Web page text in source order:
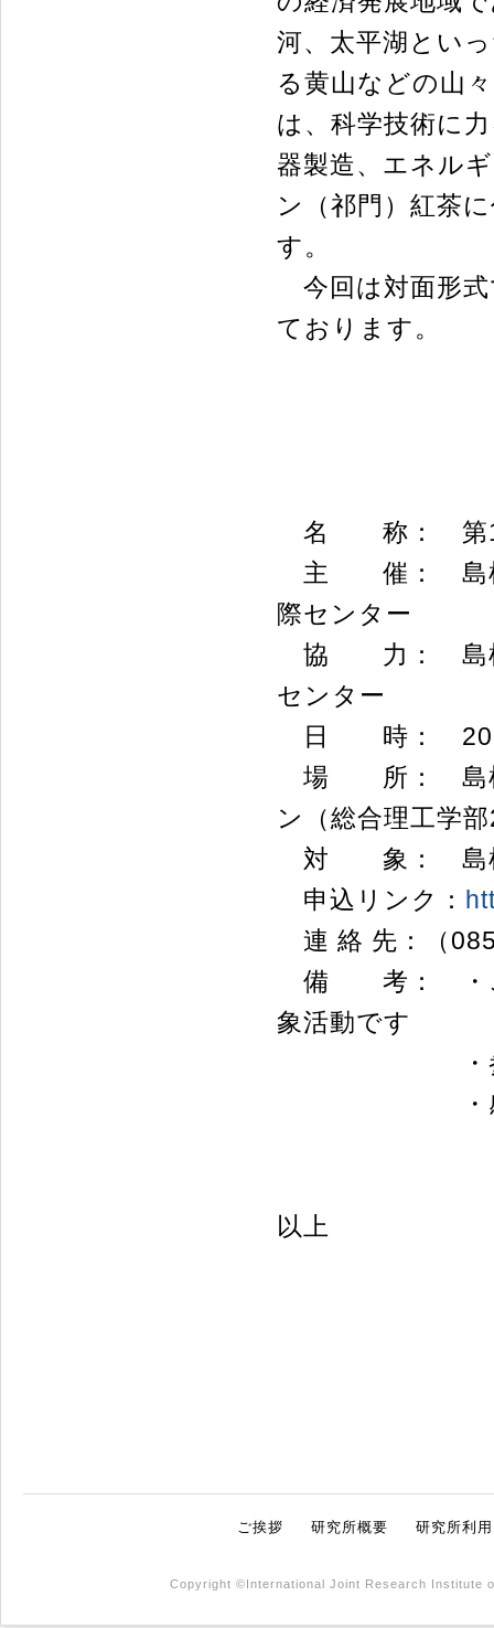
河、太平湖とい
る黄山などの山
は、科学技術に
器製造、エネル
ン（祁門）紅茶
す。
今回は対面形式
ております。
名 称： 第11
主 催： 島根大
際センター
協 力： 島根大
センター
日 時： 2023
場 所： 島根
ン（総合理工学
対 象： 島根
申込リンク：
連 絡 先：（
備 考： ・こ
象活動です
・参加者に
・感染症対
以上
ご挨拶 研究所概要 研究所利
Copyright ©International Joint Research Institute